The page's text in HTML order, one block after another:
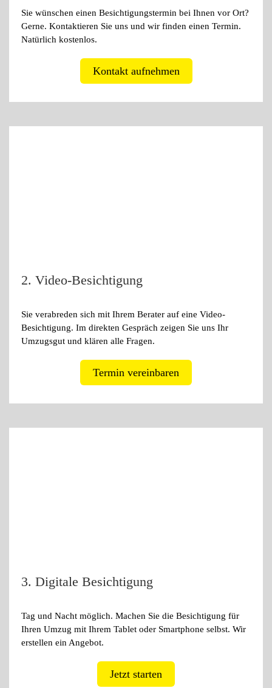
Sie wünschen einen Besichtigungstermin bei Ihnen vor Ort?
Gerne. Kontaktieren Sie uns und wir finden einen Termin.
Natürlich kostenlos.
Kontakt aufnehmen
2. Video-Besichtigung
Sie verabreden sich mit Ihrem Berater auf eine Video-
Besichtigung. Im direkten Gespräch zeigen Sie uns Ihr
Umzugsgut und klären alle Fragen.
Termin vereinbaren
3. Digitale Besichtigung
Tag und Nacht möglich. Machen Sie die Besichtigung für
Ihren Umzug mit Ihrem Tablet oder Smartphone selbst. Wir
erstellen ein Angebot.
Jetzt starten